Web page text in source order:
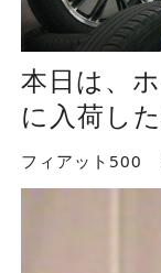
本日は、
に入荷し
フィアット500